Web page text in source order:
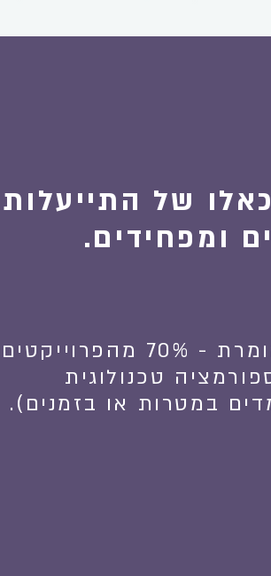
של התייעלות
ומפחידים.
הסטטיסטיקה אומרת - 70% מהפרוייקטים
טכנולוגית
במטרות או בזמנים).